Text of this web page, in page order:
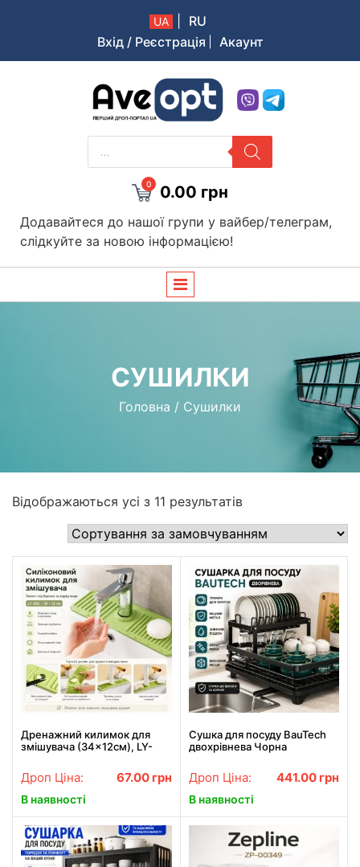
UA
RU
Вхід / Реєстрація
Акаунт
Aveopt – оптова дропшипінг платформа в Україні
PRODUCTS
SEARCH
0 0.00 грн
Додавайтеся до нашої групи у вайбер/телеграм,
слідкуйте за новою інформацією!
СУШИЛКИ
Головна / Сушилки
Відображаються усі з 11 результатів
Дренажний килимок для
змішувача (34×12см), LY-
мийки / Килимок на
раковину
Дроп Ціна: 67.00 грн
В наявності
Сушка для посуду BauTech
двохрівнева Чорна
Дроп Ціна: 441.00 грн
В наявності